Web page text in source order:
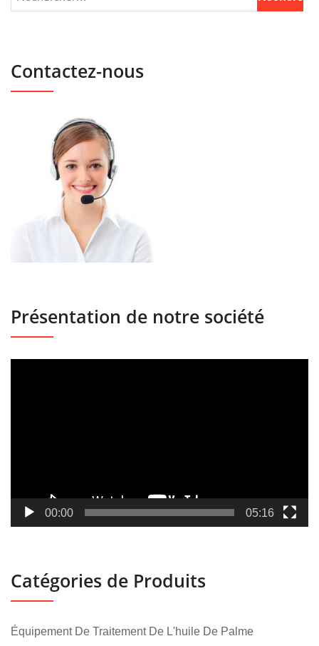
Contactez-nous
Présentation de notre société
00:00 05:16
Catégories de Produits
Équipement De Traitement De L'huile De Palme